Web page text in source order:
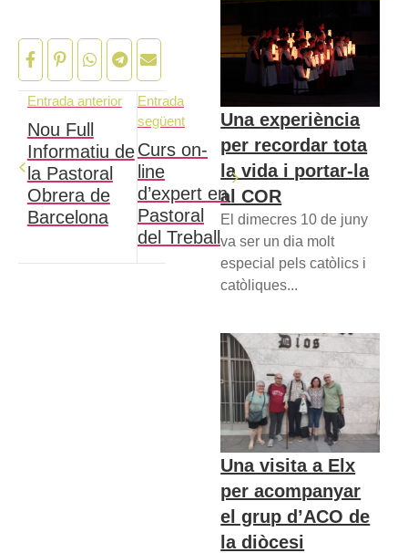
Entrada anterior
Nou Full
Informatiu de
la Pastoral
Obrera de
Barcelona
Entrada
següent
Curs on-
line
d’expert en
Pastoral
del Treball
Una experiència
per recordar tota
la vida i portar-la
al COR
El dimecres 10 de juny
va ser un dia molt
especial pels catòlics i
catòliques...
Una visita a Elx
per acompanyar
el grup d’ACO de
la diòcesi